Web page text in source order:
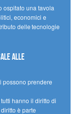
ospitato una tavola
economici e
delle tecnologie
alle
possono prendere
hanno il diritto di
è parte